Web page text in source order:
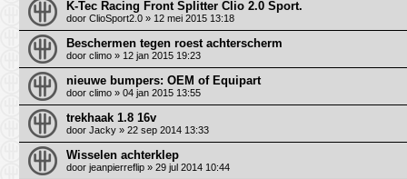
K-Tec Racing Front Splitter Clio 2.0 Sport.
door ClioSport2.0 » 12 mei 2015 13:18
Beschermen tegen roest achterscherm
door climo » 12 jan 2015 19:23
nieuwe bumpers: OEM of Equipart
door climo » 04 jan 2015 13:55
trekhaak 1.8 16v
door Jacky » 22 sep 2014 13:33
Wisselen achterklep
door jeanpierreflip » 29 jul 2014 10:44